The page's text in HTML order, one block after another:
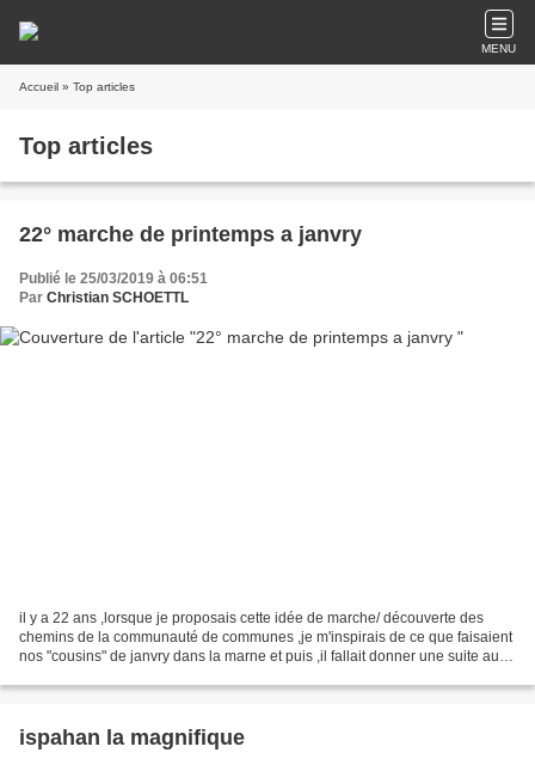
MENU
Accueil » Top articles
Top articles
22° marche de printemps a janvry
Publié le 25/03/2019 à 06:51
Par Christian SCHOETTL
il y a 22 ans ,lorsque je proposais cette idée de marche/ découverte des
chemins de la communauté de communes ,je m'inspirais de ce que faisaient
nos "cousins" de janvry dans la marne et puis ,il fallait donner une suite aux
ispahan la magnifique